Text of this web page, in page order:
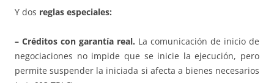
Y dos reglas especiales:
– Créditos con garantía real. La comunicación de inicio de
negociaciones no impide que se inicie la ejecución, pero
permite suspender la iniciada si afecta a bienes necesarios